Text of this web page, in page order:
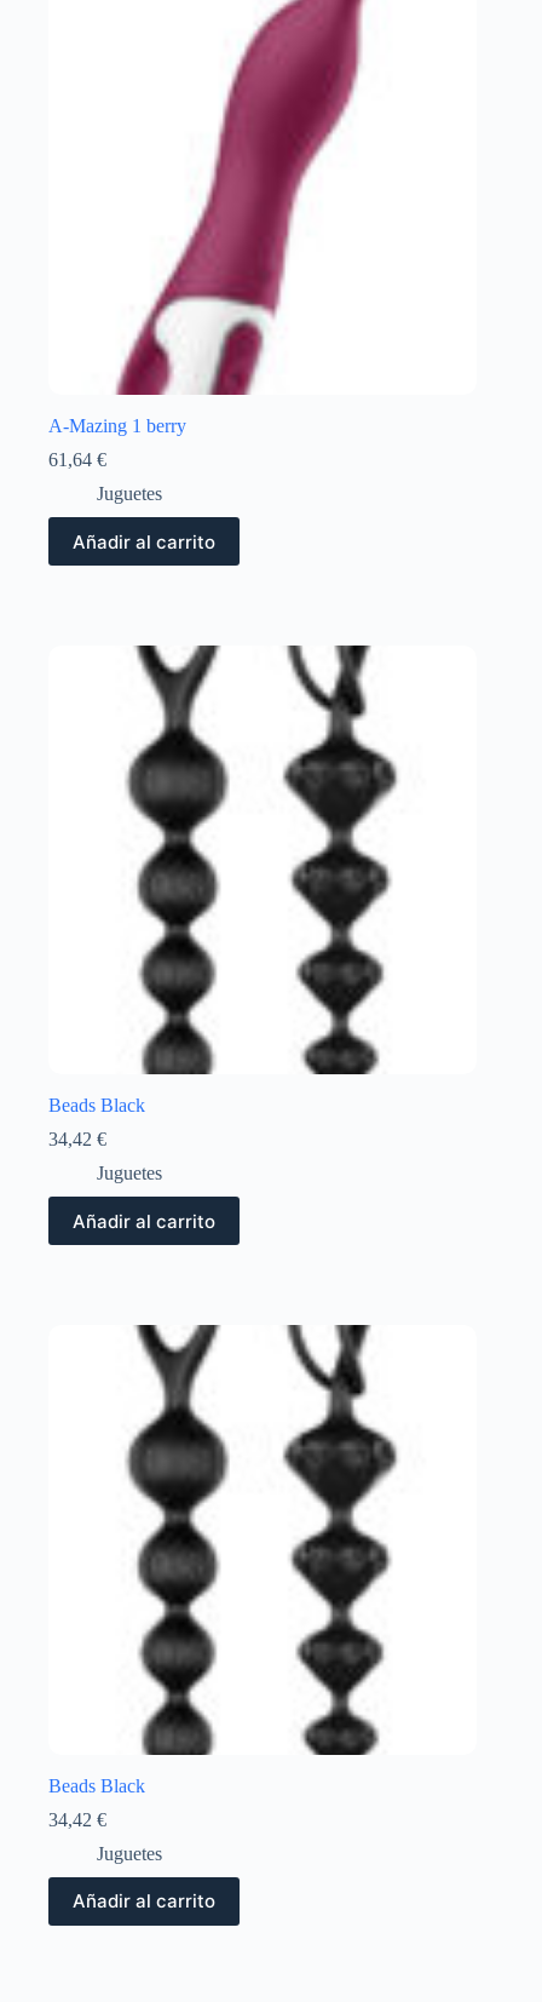
A-Mazing 1 berry
61,64 €
Juguetes
Añadir al carrito
Beads Black
34,42 €
Juguetes
Añadir al carrito
Beads Black
34,42 €
Juguetes
Añadir al carrito